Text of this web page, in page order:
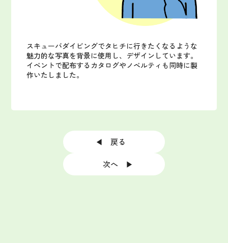
スキューバダイビングでタヒチに行きたくなるような
魅力的な写真を背景に使用し、デザインしています。
イベントで配布するカタログやノベルティも同時に製
作いたしました。
◀ 戻る
次へ ▶